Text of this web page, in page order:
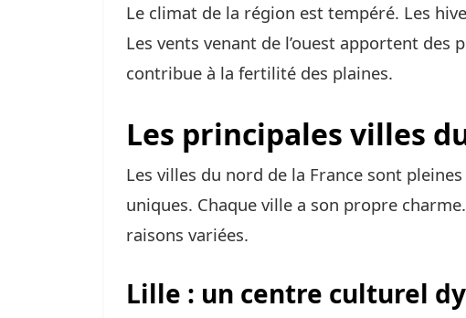
Le climat de la région est tempéré. Les
Les vents venant de l’ouest apportent des
contribue à la fertilité des plaines.
Les principales villes
Les villes du nord de la France sont
uniques. Chaque ville a son propre
raisons variées.
Lille : un centre culturel